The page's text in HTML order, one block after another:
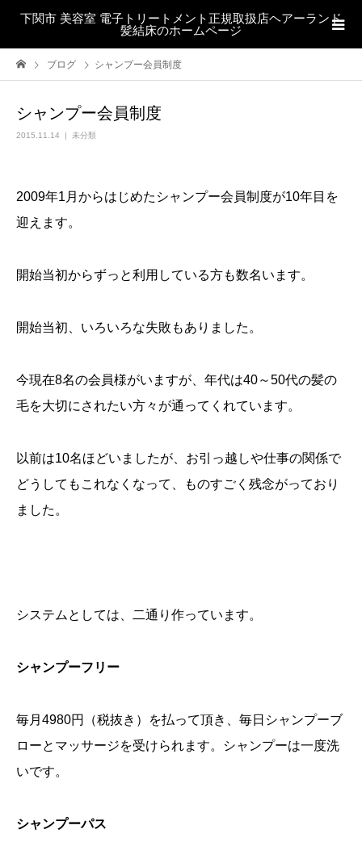
下関市 美容室 電子トリートメント正規取扱店ヘアーランド
髪結床のホームページ
ブログ シャンプー会員制度
シャンプー会員制度
2015.11.14 未分類
2009年1月からはじめたシャンプー会員制度が10年目を
迎えます。
開始当初からずっと利用している方も数名います。
開始当初、いろいろな失敗もありました。
今現在8名の会員様がいますが、年代は40～50代の髪の
毛を大切にされたい方々が通ってくれています。
以前は10名ほどいましたが、お引っ越しや仕事の関係で
どうしてもこれなくなって、ものすごく残念がっており
ました。
システムとしては、二通り作っています。
シャンプーフリー
毎月4980円（税抜き）を払って頂き、毎日シャンプーブ
ローとマッサージを受けられます。シャンプーは一度洗
いです。
シャンプーパス